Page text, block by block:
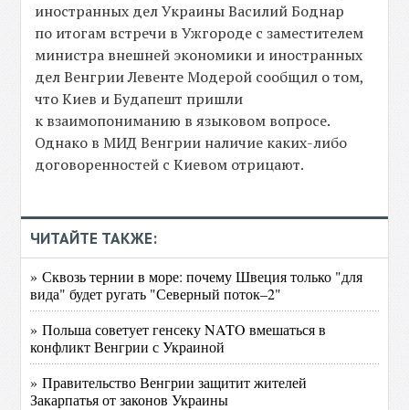
иностранных дел Украины Василий Боднар
по итогам встречи в Ужгороде с заместителем
министра внешней экономики и иностранных
дел Венгрии Левенте Модерой сообщил о том,
что Киев и Будапешт пришли
к взаимопониманию в языковом вопросе.
Однако в МИД Венгрии наличие каких-либо
договоренностей с Киевом отрицают.
ЧИТАЙТЕ ТАКЖЕ:
» Сквозь тернии в море: почему Швеция только "для
вида" будет ругать "Северный поток–2"
» Польша советует генсеку NATO вмешаться в
конфликт Венгрии с Украиной
» Правительство Венгрии защитит жителей
Закарпатья от законов Украины